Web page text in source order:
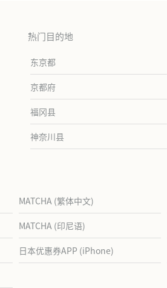
热门目的地
东京都
京都府
福冈县
神奈川县
MATCHA (繁体中文)
MATCHA (印尼语)
日本优惠券APP (iPhone)